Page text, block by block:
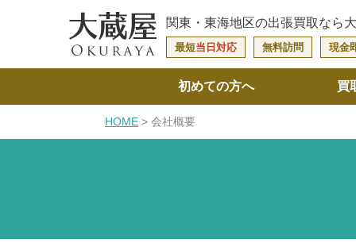
関東・東海地区の出張買取なら
最短当日対応 無料訪問 現金
初めての方へ 買
HOME 会社概要